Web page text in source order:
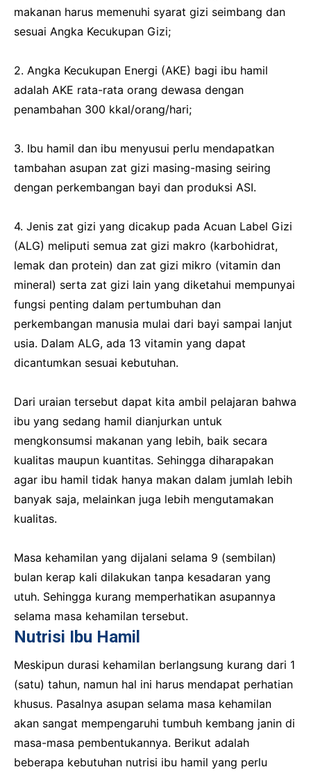
makanan harus memenuhi syarat gizi seimbang dan
sesuai Angka Kecukupan Gizi;
2. Angka Kecukupan Energi (AKE) bagi ibu hamil
adalah AKE rata-rata orang dewasa dengan
penambahan 300 kkal/orang/hari;
3. Ibu hamil dan ibu menyusui perlu mendapatkan
tambahan asupan zat gizi masing-masing seiring
dengan perkembangan bayi dan produksi ASI.
4. Jenis zat gizi yang dicakup pada Acuan Label Gizi
(ALG) meliputi semua zat gizi makro (karbohidrat,
lemak dan protein) dan zat gizi mikro (vitamin dan
mineral) serta zat gizi lain yang diketahui mempunyai
fungsi penting dalam pertumbuhan dan
perkembangan manusia mulai dari bayi sampai lanjut
usia. Dalam ALG, ada 13 vitamin yang dapat
dicantumkan sesuai kebutuhan.
Dari uraian tersebut dapat kita ambil pelajaran bahwa
ibu yang sedang hamil dianjurkan untuk
mengkonsumsi makanan yang lebih, baik secara
kualitas maupun kuantitas. Sehingga diharapakan
agar ibu hamil tidak hanya makan dalam jumlah lebih
banyak saja, melainkan juga lebih mengutamakan
kualitas.
Masa kehamilan yang dijalani selama 9 (sembilan)
bulan kerap kali dilakukan tanpa kesadaran yang
utuh. Sehingga kurang memperhatikan asupannya
selama masa kehamilan tersebut.
Nutrisi Ibu Hamil
Meskipun durasi kehamilan berlangsung kurang dari 1
(satu) tahun, namun hal ini harus mendapat perhatian
khusus. Pasalnya asupan selama masa kehamilan
akan sangat mempengaruhi tumbuh kembang janin di
masa-masa pembentukannya. Berikut adalah
beberapa kebutuhan nutrisi ibu hamil yang perlu